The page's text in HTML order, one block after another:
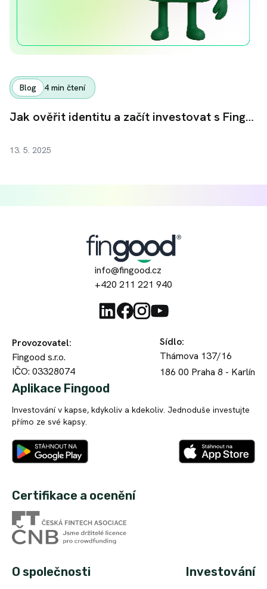
Blog 4 min čtení
Jak ověřit identitu a začít investovat s Fingoodem
13. 5. 2025
info@fingood.cz
+420 211 221 940
Provozovatel:
Fingood s.r.o.
IČO: 03328074
Sídlo:
Thámova 137/16
186 00 Praha 8 - Karlín
Aplikace Fingood
Investování v kapse, kdykoliv a kdekoliv. Jednoduše investujte
přímo ze své kapsy.
Certifikace a ocenění
O společnosti Investování